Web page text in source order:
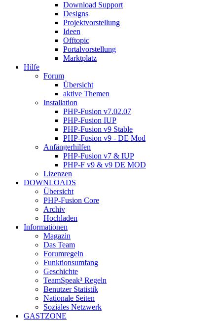
Download Support
Designs
Projektvorstellung
Ideen
Offtopic
Portalvorstellung
Marktplatz
Hilfe
Forum
Übersicht
aktive Themen
Installation
PHP-Fusion v7.02.07
PHP-Fusion IUP
PHP-Fusion v9 Stable
PHP-Fusion v9 - DE Mod
Anfängerhilfen
PHP-Fusion v7 & IUP
PHP-F v9 & v9 DE MOD
Lizenzen
DOWNLOADS
Übersicht
PHP-Fusion Core
Archiv
Hochladen
Informationen
Magazin
Das Team
Forumregeln
Funktionsumfang
Geschichte
TeamSpeak³ Regeln
Benutzer Statistik
Nationale Seiten
Soziales Netzwerk
GASTZONE